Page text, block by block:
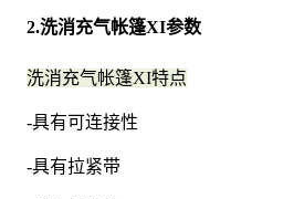
2.洗消充气帐篷XI参数
洗消充气帐篷XI特点
-具有可连接性
-具有拉紧带